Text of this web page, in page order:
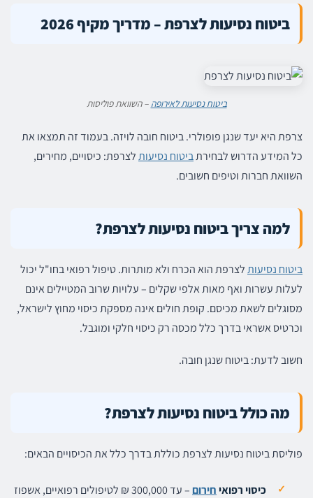
ביטוח נסיעות לצרפת – מדריך מקיף 2026
ביטוח נסיעות לאירופה – השוואת פוליסות
צרפת היא יעד שנגן פופולרי. ביטוח חובה לויזה. בעמוד זה תמצאו את
כל המידע הדרוש לבחירתביטוח נסיעותלצרפת: כיסויים, מחירים,
השוואת חברות וטיפים חשובים.
למה צריך ביטוח נסיעות לצרפת?
ביטוח נסיעותלצרפת הוא הכרח ולא מותרות. טיפול רפואי בחו"ל יכול
לעלות עשרות ואף מאות אלפי שקלים – עלויות שרוב המטיילים אינם
מסוגלים לשאת מכיסם. קופת חולים אינה מספקת כיסוי מחוץ לישראל,
וכרטיס אשראי בדרך כלל מכסה רק כיסוי חלקי ומוגבל.
חשוב לדעת: ביטוח שנגן חובה.
מה כולל ביטוח נסיעות לצרפת?
פוליסת ביטוח נסיעות לצרפת כוללת בדרך כלל את הכיסויים הבאים:
כיסוי רפואיחירום
– עד 300,000 ₪ לטיפולים רפואיים, אשפוז